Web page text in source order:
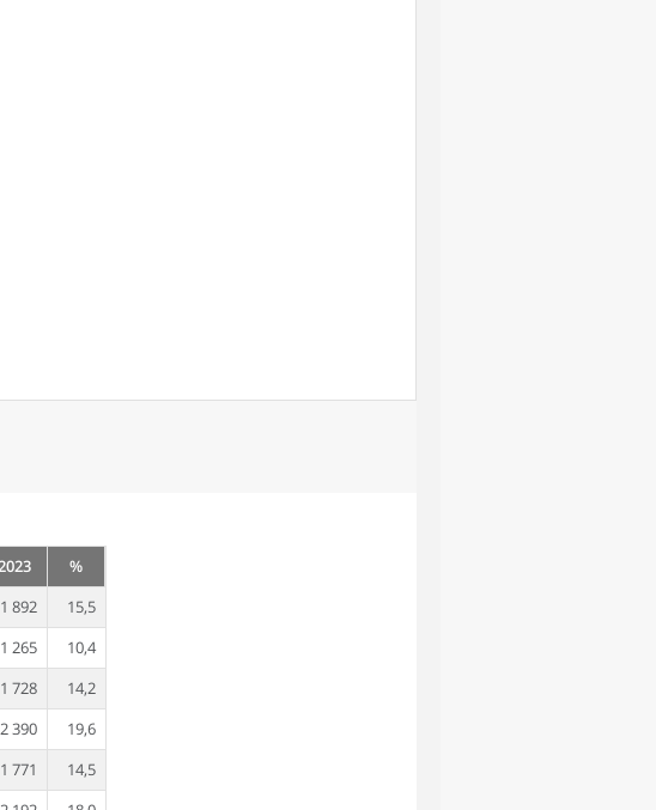
%
1 892
15,5
1 265
10,4
1 728
14,2
2 390
19,6
1 771
14,5